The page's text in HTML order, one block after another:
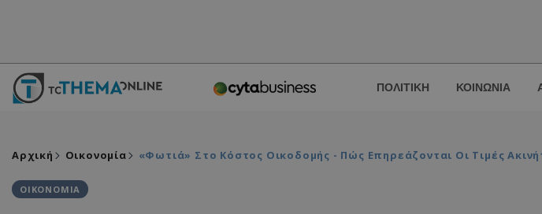
ΠΟΛΙΤΙΚΗ ΚΟΙΝΩΝΙΑ
Αρχική Οικονομία «Φωτιά» Στο Κόστος Οικοδομής - Πώς Επηρεάζονται Οι Τιμές
ΟΙΚΟΝΟΜΙΑ